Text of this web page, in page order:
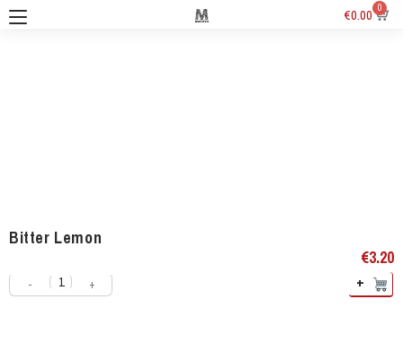
€0.00 0
Bitter Lemon
€3.20
- + +